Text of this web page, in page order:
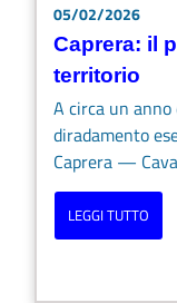
05/02/2026
Caprera: il
territorio
A circa un
diradamento
Caprera —
LEGGI TUTTO